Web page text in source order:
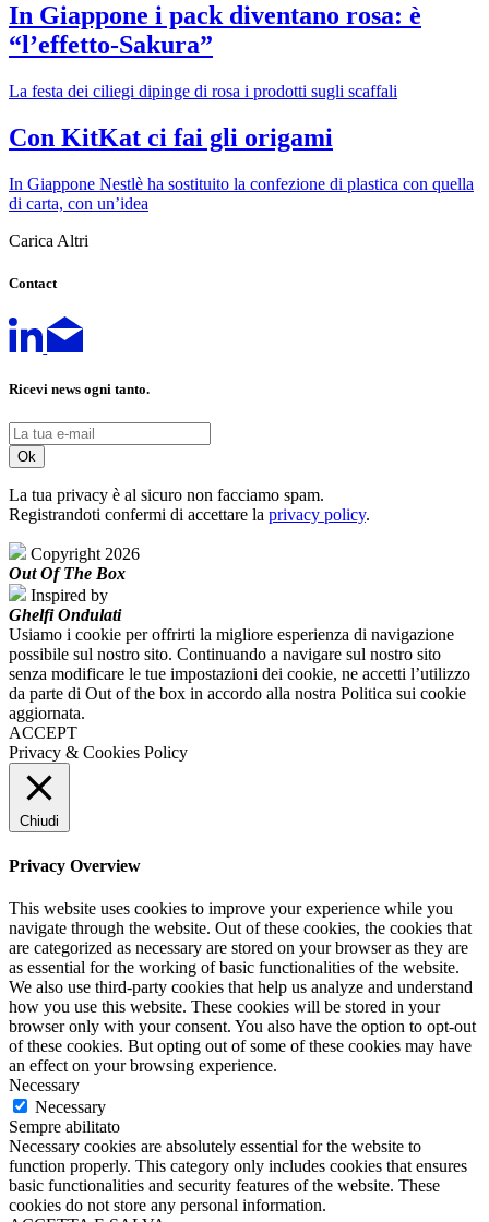
In Giappone i pack diventano rosa: è
“l’effetto-Sakura”
La festa dei ciliegi dipinge di rosa i prodotti sugli scaffali
Con KitKat ci fai gli origami
In Giappone Nestlè ha sostituito la confezione di plastica con quella
di carta, con un’idea
Carica Altri
Contact
Ricevi news ogni tanto.
La tua privacy è al sicuro non facciamo spam.
Registrandoti confermi di accettare la privacy policy.
Copyright 2026
Out Of The Box
Inspired by
Ghelfi Ondulati
Usiamo i cookie per offrirti la migliore esperienza di navigazione
possibile sul nostro sito. Continuando a navigare sul nostro sito
senza modificare le tue impostazioni dei cookie, ne accetti l’utilizzo
da parte di Out of the box in accordo alla nostra Politica sui cookie
aggiornata.
ACCEPT
Privacy & Cookies Policy
Chiudi
Privacy Overview
This website uses cookies to improve your experience while you
navigate through the website. Out of these cookies, the cookies that
are categorized as necessary are stored on your browser as they are
as essential for the working of basic functionalities of the website.
We also use third-party cookies that help us analyze and understand
how you use this website. These cookies will be stored in your
browser only with your consent. You also have the option to opt-out
of these cookies. But opting out of some of these cookies may have
an effect on your browsing experience.
Necessary
Necessary
Sempre abilitato
Necessary cookies are absolutely essential for the website to
function properly. This category only includes cookies that ensures
basic functionalities and security features of the website. These
cookies do not store any personal information.